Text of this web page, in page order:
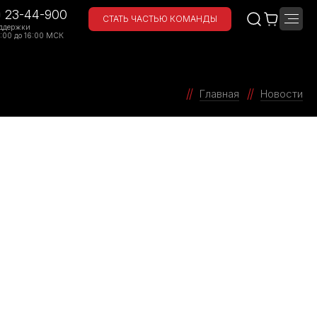
23-44-900
до 16:00 МСК
СТАТЬ ЧАСТЬЮ КОМАНДЫ
Главная Новости